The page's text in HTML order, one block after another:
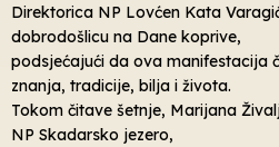
Direktorica NP Lovćen Kata
dobrodošlicu na Dane koprive,
podsjećajući da ova manifestacija
znanja, tradicije, bilja i života.
Tokom čitave šetnje, Marijana
NP Skadarsko jezero,